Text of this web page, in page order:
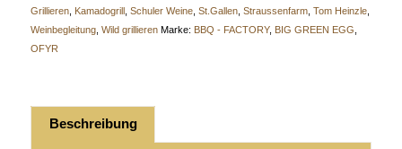
Grillieren, Kamadogrill Schuler Weine, St.Gallen, Straussenfarm, Tom Heinzle,
Weinbegleitung, Wild grillieren Marke: BBQ - FACTORY, BIG GREEN EGG
OFYR
Beschreibung